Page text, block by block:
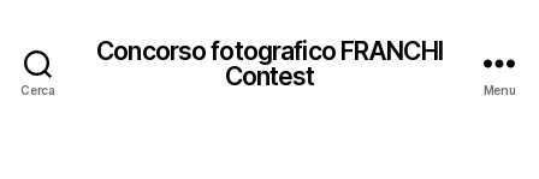
Cerca
Concorso fotografico FRANCHI
Contest
Menu